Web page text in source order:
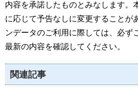
内容を承諾したものとみなします。
に応じて予告なしに変更することが
ンデータのご利用に際しては、必ず
最新の内容を確認してください。
関連記事